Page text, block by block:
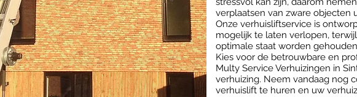
verplaatsen van zware objecten
Onze verhuisliftservice is
mogelijk te laten verlopen,
optimale staat worden
Kies voor de betrouwbare en
Multy Service Verhuizingen in
verhuizing. Neem vandaag nog
verhuislift te huren en uw